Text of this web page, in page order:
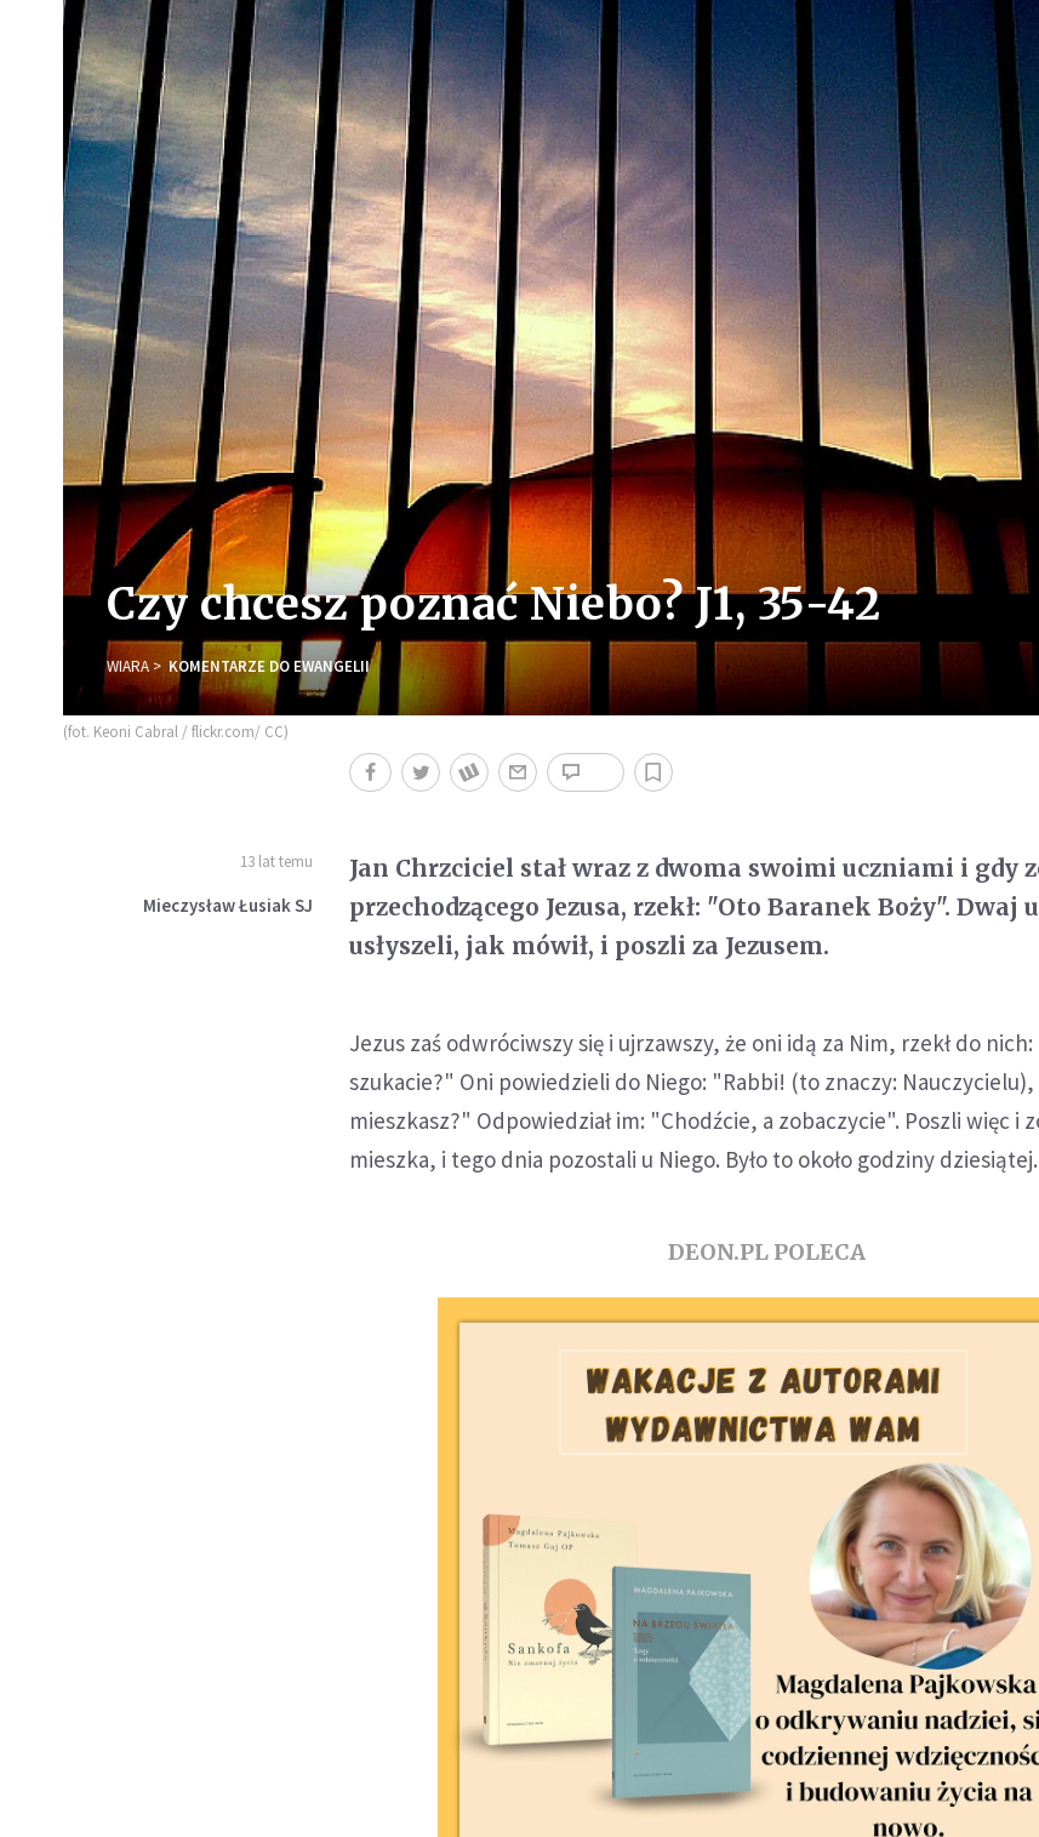
Czy chcesz poznać Niebo? J1, 35-42
WIARA KOMENTARZE DO EWANGELII
(fot. Keoni Cabral / flickr.com/ CC)
13 lat temu
Mieczysław Łusiak SJ
Jan Chrzciciel stał wraz z dwoma swoimi uczniami i gdy
przechodzącego Jezusa, rzekł: "Oto Baranek Boży". Dwaj
usłyszeli, jak mówił, i poszli za Jezusem.
Jezus zaś odwróciwszy się i ujrzawszy, że oni idą za Nim, rzekł do
szukacie?" Oni powiedzieli do Niego: "Rabbi! (to znaczy: Nauczycielu),
mieszkasz?" Odpowiedział im: "Chodźcie, a zobaczycie". Poszli więc i
mieszka, i tego dnia pozostali u Niego. Było to około godziny dziesiątej.
DEON.PL POLECA